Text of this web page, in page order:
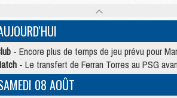
- Encore plus de temps de jeu prévu pour Marquinhos et les Portugais en
- Le transfert de Ferran Torres au PSG
08 AOÛT